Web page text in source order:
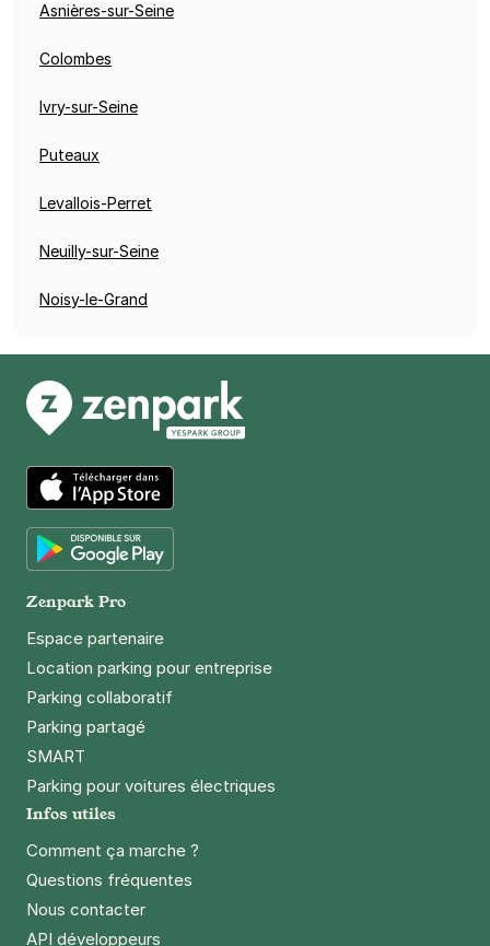
Asnières-sur-Seine
Colombes
Ivry-sur-Seine
Puteaux
Levallois-Perret
Neuilly-sur-Seine
Noisy-le-Grand
App Store
Zenpark Pro
Espace partenaire
Location parking pour entreprise
Parking collaboratif
Parking partagé
SMART
Parking pour voitures électriques
Infos utiles
Comment ça marche ?
Questions fréquentes
Nous contacter
API développeurs